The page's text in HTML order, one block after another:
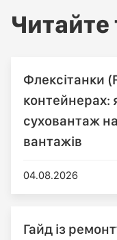
Флексітанки
контейнерах:
суховантаж
вантажів
04.08.2026
Гайд із